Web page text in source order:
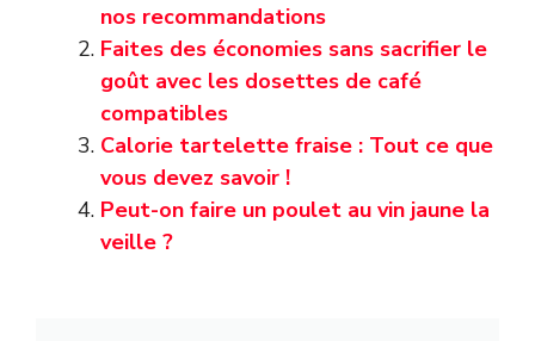
nos recommandations
Faites des économies sans sacrifier le
goût avec les dosettes de café
compatibles
Calorie tartelette fraise : Tout ce que
vous devez savoir !
Peut-on faire un poulet au vin jaune la
veille ?